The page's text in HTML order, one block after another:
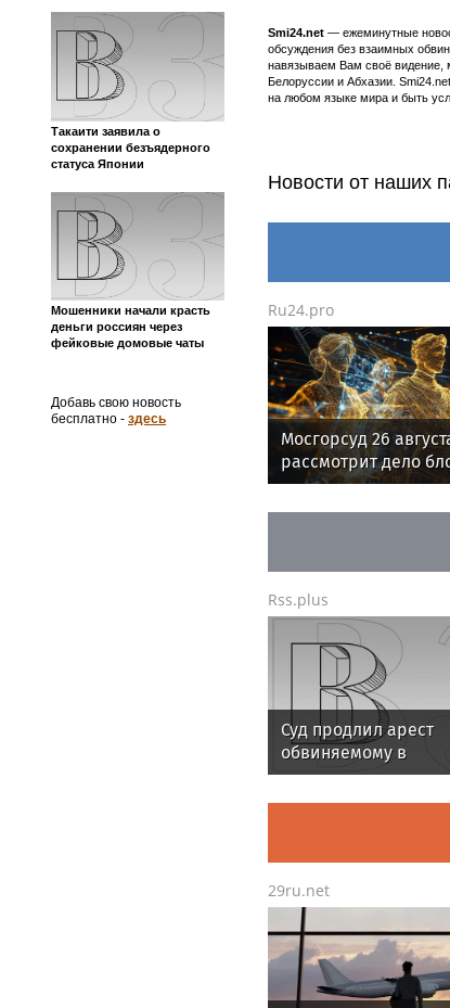
Такаити заявила о
сохранении безъядерного
статуса Японии
Мошенники начали красть
деньги россиян через
фейковые домовые чаты
Добавь свою новость
бесплатно - здесь
Smi24.net — ежеминутные
обсуждения без взаимных
навязываем Вам своё видение,
Белоруссии и Абхазии.
на любом языке мира и быть
Новости от наших
Ru24.pro
Мосгорсуд 26
рассмотрит дело
Ремесло
Rss.plus
Суд продлил арест
обвиняемому в
мошенничестве экс-
продюсеру
29ru.net